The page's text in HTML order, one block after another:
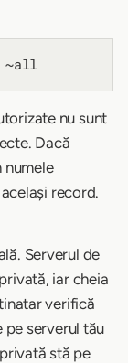
nu sunt
Dacă
numele
record.
Serverul de
iar cheia
verifică
pe serverul tău
stă pe